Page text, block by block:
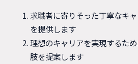
求職者に寄りそった丁寧なキ
を提供します
理想のキャリアを実現するた
肢を提案します